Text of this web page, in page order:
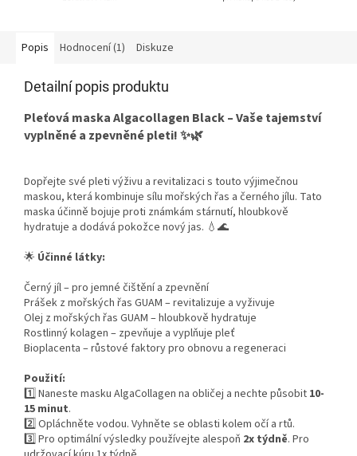
Popis Hodnocení (1) Diskuze
Detailní popis produktu
Pleťová maska Algacollagen Black – Vaše tajemství
vyplněné a zpevněné pleti! ✨🌿
Dopřejte své pleti výživu a revitalizaci s touto výjimečnou
maskou, která kombinuje sílu mořských řas a černého jílu. Tato
maska účinně bojuje proti známkám stárnutí, hloubkově
hydratuje a dodává pokožce nový jas. 💧🌊
🌟 Účinné látky:
Černý jíl – pro jemné čištění a zpevnění
Prášek z mořských řas GUAM – revitalizuje a vyživuje
Olej z mořských řas GUAM – hloubkově hydratuje
Rostlinný kolagen – zpevňuje a vyplňuje pleť
Bioplacenta – růstové faktory pro obnovu a regeneraci
Použití:
1️⃣ Naneste masku AlgaCollagen na obličej a nechte působit 10-
15 minut.
2️⃣ Opláchněte vodou. Vyhněte se oblasti kolem očí a rtů.
3️⃣ Pro optimální výsledky používejte alespoň 2x týdně. Pro